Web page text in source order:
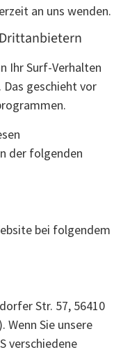
an uns wenden.
Ihr Surf-Verhalten
geschieht vor
der folgenden
bei folgendem
Str. 57, 56410
Wenn Sie unsere
verschiedene